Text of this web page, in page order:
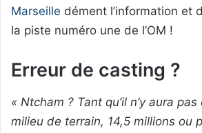
Marseille dément l’information et
la piste numéro une de l’OM !
Erreur de casting ?
« Ntcham ? Tant qu’il n’y aura
milieu de terrain, 14,5 millions ou